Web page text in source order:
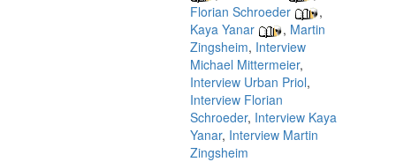
Florian Schroeder
,
Kaya Yanar
, Martin
Zingsheim, Interview
Michael Mittermeier,
Interview Urban Priol,
Interview Florian
Schroeder, Interview Kaya
Yanar, Interview Martin
Zingsheim